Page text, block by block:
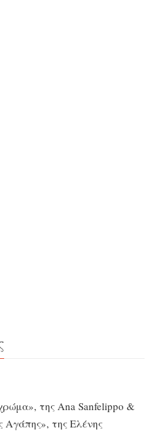
της Ana Sanfelippo &
Αγάπης», της Ελένης